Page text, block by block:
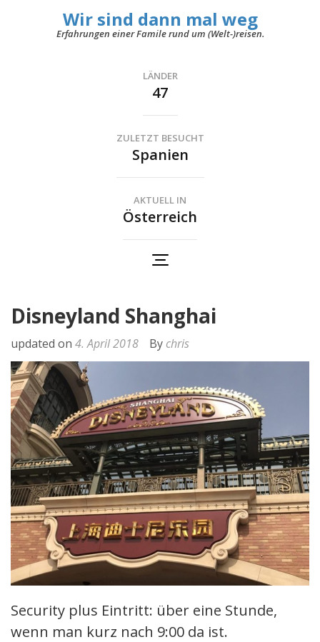
Wir sind dann mal weg
Erfahrungen einer Famile rund um (Welt-)reisen.
LÄNDER
47
ZULETZT BESUCHT
Spanien
AKTUELL IN
Österreich
Disneyland Shanghai
updated on 4. April 2018 By chris
Security plus Eintritt: über eine Stunde,
wenn man kurz nach 9:00 da ist.